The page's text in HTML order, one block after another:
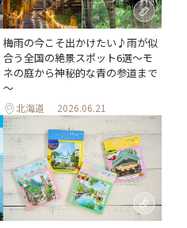
梅雨の今こそ出かけたい♪雨が似
合う全国の絶景スポット6選～モ
ネの庭から神秘的な青の参道まで
～
北海道 2026.06.21